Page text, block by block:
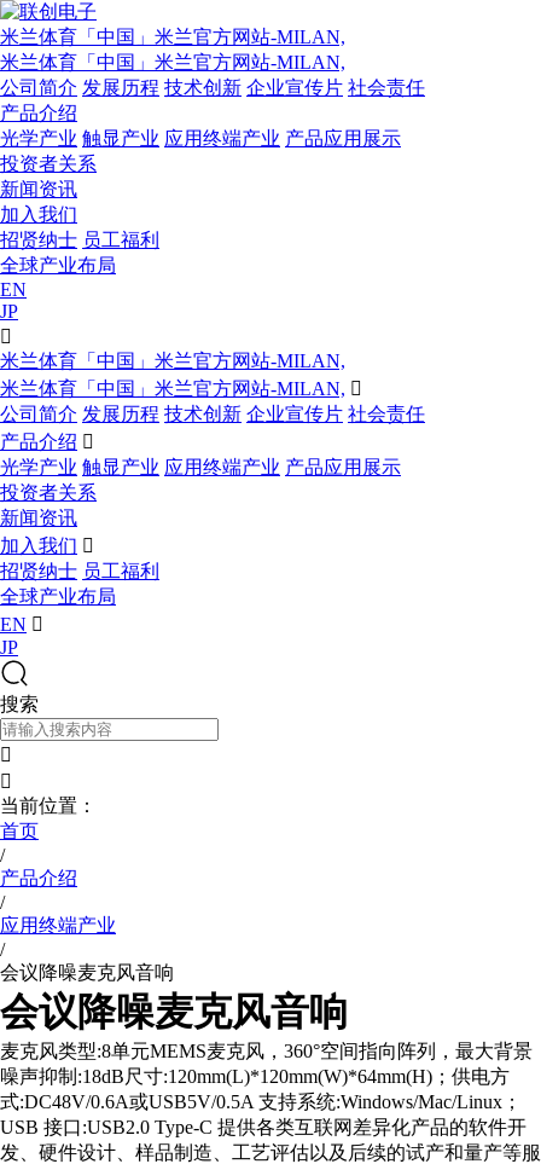
米兰体育「中国」米兰官方网站-MILAN,
米兰体育「中国」米兰官方网站-MILAN,
公司简介 发展历程 技术创新 企业宣传片 社会责任
产品介绍
光学产业 触显产业 应用终端产业 产品应用展示
投资者关系
新闻资讯
加入我们
招贤纳士 员工福利
全球产业布局
EN
JP

米兰体育「中国」米兰官方网站-MILAN,
米兰体育「中国」米兰官方网站-MILAN, 
公司简介 发展历程 技术创新 企业宣传片 社会责任
产品介绍 
光学产业 触显产业 应用终端产业 产品应用展示
投资者关系
新闻资讯
加入我们 
招贤纳士 员工福利
全球产业布局
EN 
JP
搜索


当前位置：
首页
/
产品介绍
/
应用终端产业
/
会议降噪麦克风音响
会议降噪麦克风音响
麦克风类型:8单元MEMS麦克风，360°空间指向阵列，最大背景
噪声抑制:18dB尺寸:120mm(L)*120mm(W)*64mm(H)；供电方
式:DC48V/0.6A或USB5V/0.5A 支持系统:Windows/Mac/Linux；
USB 接口:USB2.0 Type-C 提供各类互联网差异化产品的软件开
发、硬件设计、样品制造、工艺评估以及后续的试产和量产等服